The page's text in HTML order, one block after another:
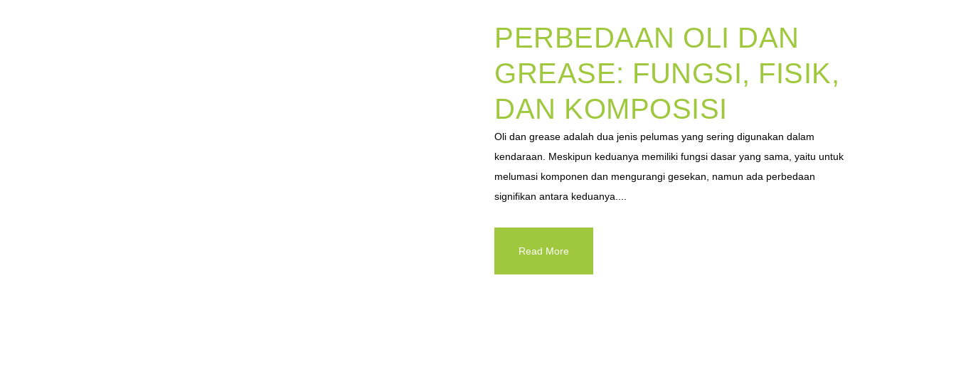
PERBEDAAN OLI DAN
GREASE: FUNGSI, FISIK,
DAN KOMPOSISI
Oli dan grease adalah dua jenis pelumas yang sering digunakan dalam
kendaraan. Meskipun keduanya memiliki fungsi dasar yang sama, yaitu untuk
melumasi komponen dan mengurangi gesekan, namun ada perbedaan
signifikan antara keduanya....
Read More